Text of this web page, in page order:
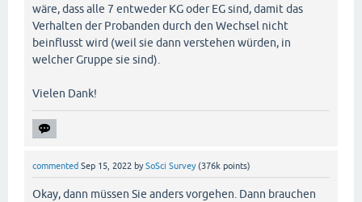
wäre, dass alle 7 entweder KG oder EG sind, damit das
Verhalten der Probanden durch den Wechsel nicht
beinflusst wird (weil sie dann verstehen würden, in
welcher Gruppe sie sind).
Vielen Dank!
commented Sep 15, 2022 bySoSci Survey (376k points)
Okay, dann müssen Sie anders vorgehen. Dann brauchen